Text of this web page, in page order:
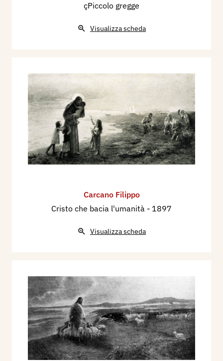
çPiccolo gregge
Visualizza scheda
Carcano Filippo
Cristo che bacia l'umanità - 1897
Visualizza scheda